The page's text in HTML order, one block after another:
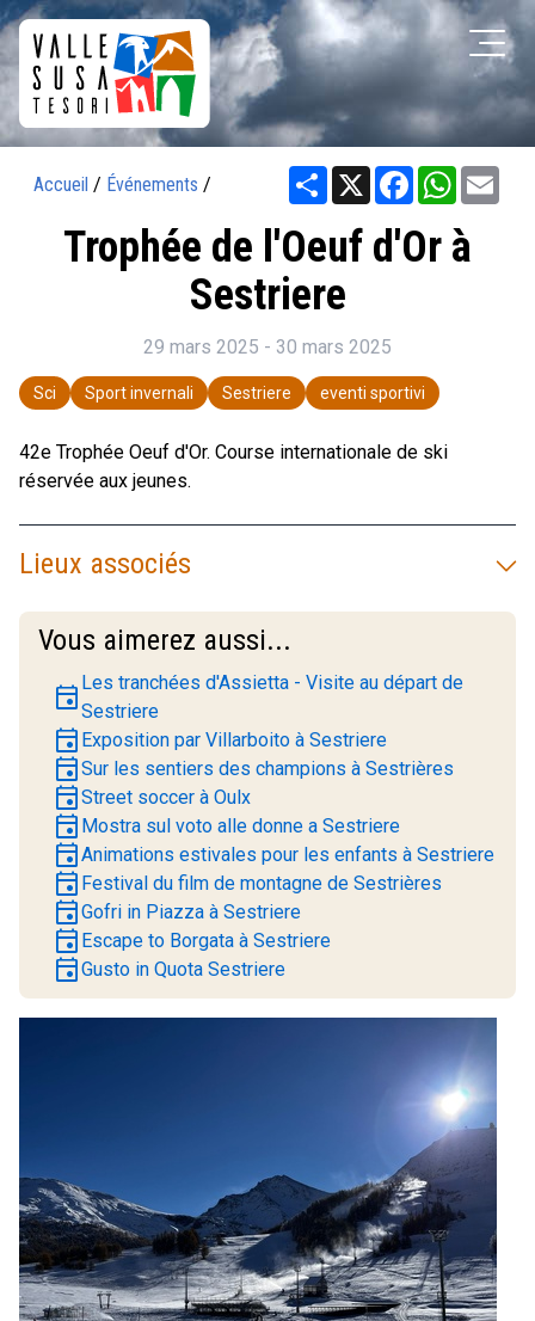
Accueil / Événements / Share X Facebook
Trophée de l'Oeuf d'Or à
Sestriere
29 mars 2025 - 30 mars 2025
Sci Sport invernali Sestriere eventi sportivi
42e Trophée Oeuf d'Or. Course internationale de ski
réservée aux jeunes.
Lieux associés
Vous aimerez aussi...
event Les tranchées d'Assietta - Visite au départ de
Sestriere
event Exposition par Villarboito à Sestriere
eventSur les sentiers des champions à Sestrières
eventStreet soccer à Oulx
event Mostra sul voto alle donne a Sestriere
eventAnimations estivales pour les enfants à Sestriere
event Festival du film de montagne de Sestrières
eventGofri in Piazza à Sestriere
event Escape to Borgata à Sestriere
eventGusto in Quota Sestriere